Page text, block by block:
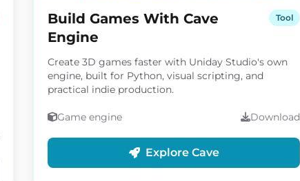
Build Games With Cave
Engine
Tool
Create 3D games faster with Uniday Studio's own
engine, built for Python, visual scripting, and
practical indie production.
Game engine Download
Explore Cave